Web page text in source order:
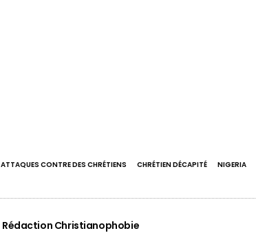
ATTAQUES CONTRE DES CHRÉTIENS CHRÉTIEN DÉCAPITÉ NIGERIA
Rédaction Christianophobie